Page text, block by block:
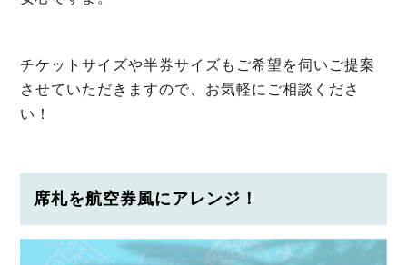
チケットサイズや半券サイズもご希望を伺いご提案
させていただきますので、お気軽にご相談くださ
い！
席札を航空券風にアレンジ！